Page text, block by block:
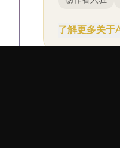
了解更多关于